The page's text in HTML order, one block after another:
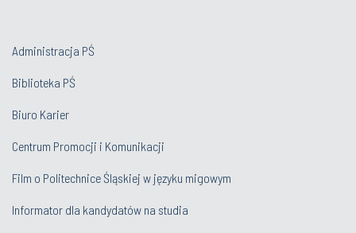
Administracja PŚ
Biblioteka PŚ
Biuro Karier
Centrum Promocji i Komunikacji
Film o Politechnice Śląskiej w języku migowym
Informator dla kandydatów na studia